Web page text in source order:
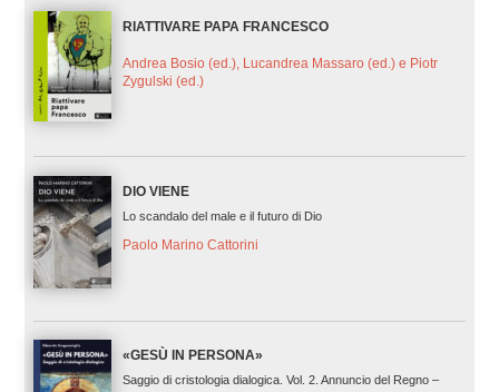
RIATTIVARE PAPA FRANCESCO
Andrea Bosio (ed.), Lucandrea Massaro (ed.) e Piotr
Zygulski (ed.)
DIO VIENE
Lo scandalo del male e il futuro di Dio
Paolo Marino Cattorini
«GESÙ IN PERSONA»
Saggio di cristologia dialogica. Vol. 2. Annuncio del Regno –